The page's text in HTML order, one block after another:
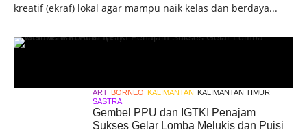
kreatif (ekraf) lokal agar mampu naik kelas dan berdaya...
ART BORNEO KALIMANTAN KALIMANTAN TIMUR
SASTRA
Gembel PPU dan IGTKI Penajam
Sukses Gelar Lomba Melukis dan Puisi